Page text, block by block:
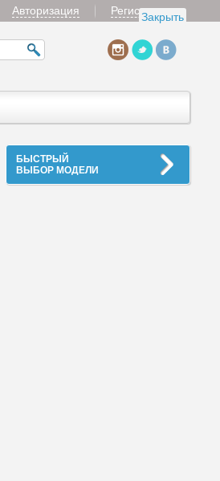
Закрыть
Авторизация Регистрация
БЫСТРЫЙ
ВЫБОР МОДЕЛИ